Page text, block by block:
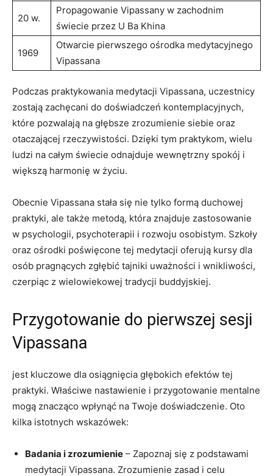
20 w.
Propagowanie Vipassany w zachodnim
świecie przez U Ba Khina
1969
Otwarcie pierwszego ośrodka medytacyjnego
Vipassana
Podczas praktykowania ⁢medytacji Vipassana, ‍uczestnicy ​
zostają⁣ zachęcani do doświadczeń kontemplacyjnych,
⁢które pozwalają na głębsze zrozumienie ⁤siebie oraz
otaczającej rzeczywistości. Dzięki tym praktykom, wielu
ludzi na całym świecie odnajduje wewnętrzny spokój⁢ i
‌większą harmonię w życiu.
Obecnie Vipassana stała się nie tylko ​formą duchowej
praktyki, ale także metodą, która znajduje zastosowanie
w ‌psychologii, psychoterapii i rozwoju osobistym. Szkoły
oraz ośrodki poświęcone ‍tej medytacji ⁢oferują‌ kursy dla
osób pragnących zgłębić tajniki uważności i wnikliwości,
czerpiąc z‌ wielowiekowej⁣ tradycji buddyjskiej.
Przygotowanie​ do pierwszej sesji​
Vipassana
jest kluczowe dla osiągnięcia głębokich efektów tej‍
praktyki. Właściwe nastawienie⁢ i⁤ przygotowanie mentalne
mogą znacząco wpłynąć na ⁣Twoje doświadczenie. Oto
kilka istotnych wskazówek:
Badania i​ zrozumienie – Zapoznaj się z podstawami
medytacji⁤ Vipassana. Zrozumienie zasad‍ i celu